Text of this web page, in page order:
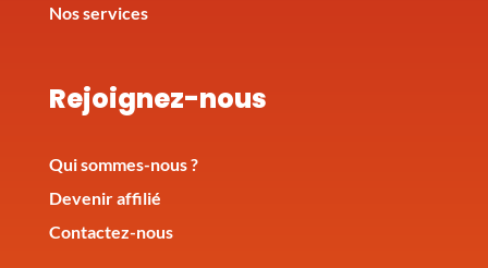
Nos services
Rejoignez-nous
Qui sommes-nous ?
Devenir affilié
Contactez-nous